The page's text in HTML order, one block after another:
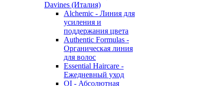
Davines (Италия)
Alchemic - Линия для
усиления и
поддержания цвета
Authentic Formulas -
Органическая линия
для волос
Essential Haircare -
Eжедневный уход
OI - Абсолютная